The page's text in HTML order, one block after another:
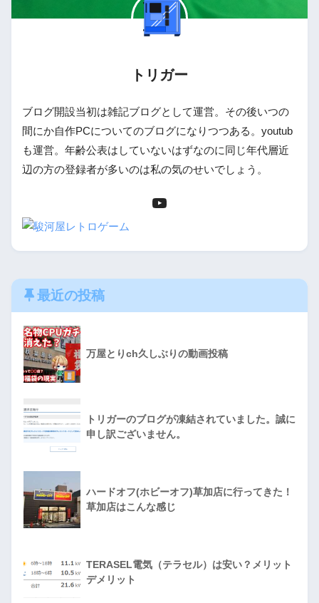
トリガー
ブログ開設当初は雑記ブログとして運営。その後いつの
間にか自作PCについてのブログになりつつある。youtub
も運営。年齢公表はしていないはずなのに同じ年代層近
辺の方の登録者が多いのは私の気のせいでしょう。
最近の投稿
万屋とりch久しぶりの動画投稿
トリガーのブログが凍結されていました。誠に
申し訳ございません。
ハードオフ(ホビーオフ)草加店に行ってきた！
草加店はこんな感じ
TERASEL電気（テラセル）は安い？メリット
デメリット